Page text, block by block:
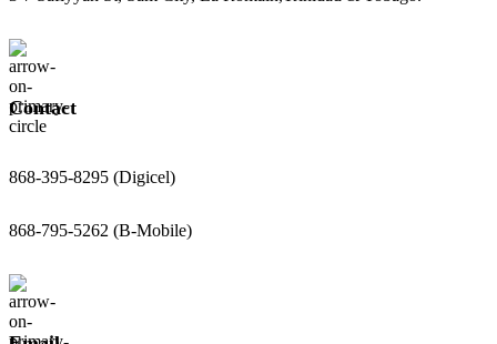
Contact
868-395-8295 (Digicel)
868-795-5262 (B-Mobile)